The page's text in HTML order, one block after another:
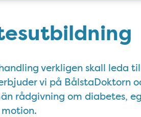
verkligen skall leda
vi på BålstaDoktorn
rådgivning om diabetes,